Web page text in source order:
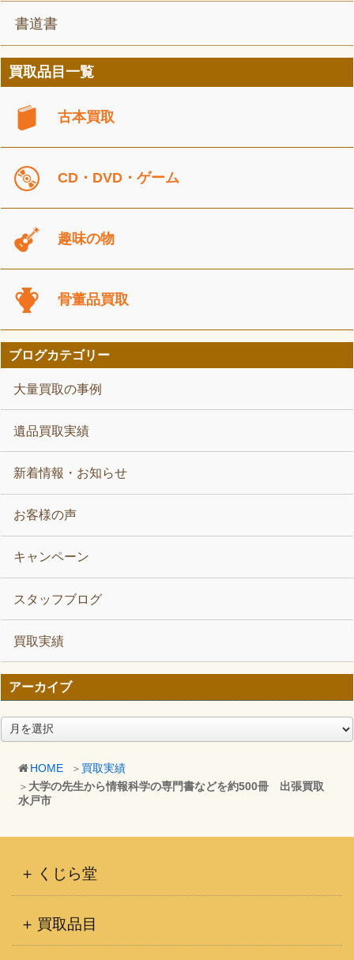
HOME
買取実績
大学の先生から情報科学の専門書などを約500冊 出張買取
水戸市
書道書
買取品目一覧
古本買取
CD・DVD・ゲーム
趣味の物
骨董品買取
ブログカテゴリー
大量買取の事例
遺品買取実績
新着情報・お知らせ
お客様の声
キャンペーン
スタッフブログ
買取実績
アーカイブ
ア
ー
くじら堂
買取品目